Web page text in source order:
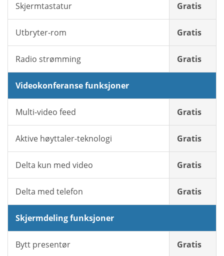
Skjermtastatur Gratis
Utbryter-rom Gratis
Radio strømming Gratis
Videokonferanse funksjoner
Multi-video feed Gratis
Aktive høyttaler-teknologi Gratis
Delta kun med video Gratis
Delta med telefon Gratis
Skjermdeling funksjoner
Bytt presentør Gratis